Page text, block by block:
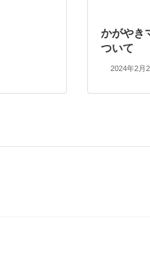
かがやき
ついて
2024年2月